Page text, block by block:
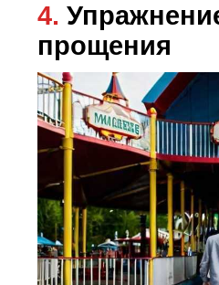
4. Упражнение Колесо
прощения